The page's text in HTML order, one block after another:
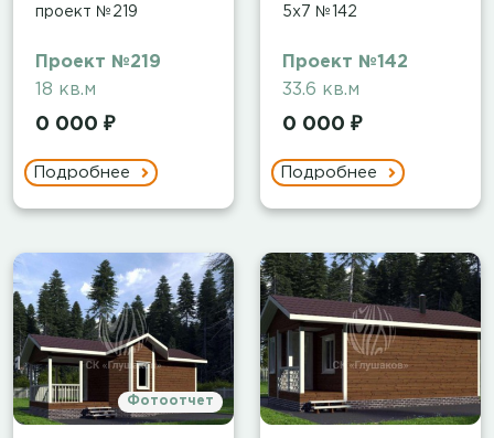
проект №219
Проект №219
18 кв.м
0 000 ₽
Подробнее
5х7 №142
Проект №142
33.6 кв.м
0 000 ₽
Подробнее
Фотоотчет